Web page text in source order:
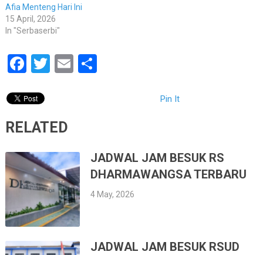
Afia Menteng Hari Ini
15 April, 2026
In "Serbaserbi"
Facebook
Twitter
EmailShare
Pin It
RELATED
JADWAL JAM BESUK RS
DHARMAWANGSA TERBARU
4 May, 2026
JADWAL JAM BESUK RSUD